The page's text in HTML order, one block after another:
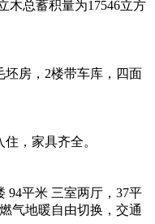
木总蓄积量为17546立方
房，2楼带车库，四面
，家具齐全。
94平米 三室两厅，37平
气地暖自由切换，交通